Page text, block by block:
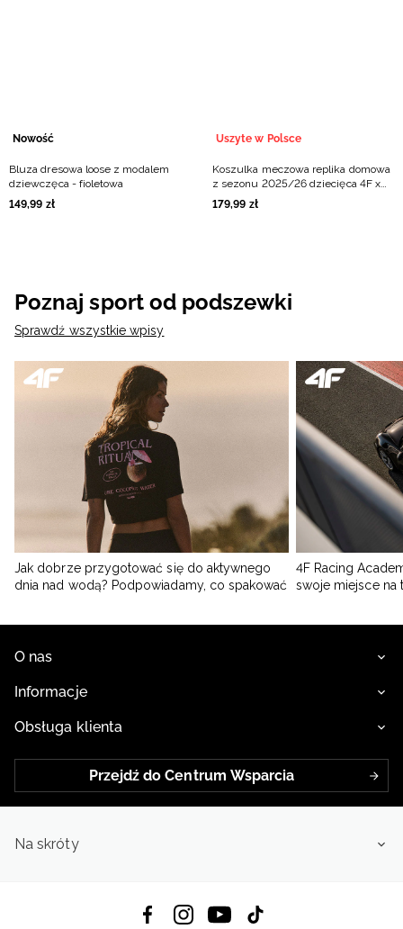
Nowość
Bluza dresowa loose z modalem
dziewczęca - fioletowa
149,99 zł
Uszyte w Polsce
Koszulka meczowa replika domowa
z sezonu 2025/26 dziecięca 4F x
WKS Czarni Radom - biała
179,99 zł
Poznaj sport od podszewki
Sprawdź wszystkie wpisy
Jak dobrze przygotować się do aktywnego
dnia nad wodą? Podpowiadamy, co spakować
4F Racing
swoje miejsce na
O nas
Informacje
Obsługa klienta
Przejdź do Centrum Wsparcia
Na skróty